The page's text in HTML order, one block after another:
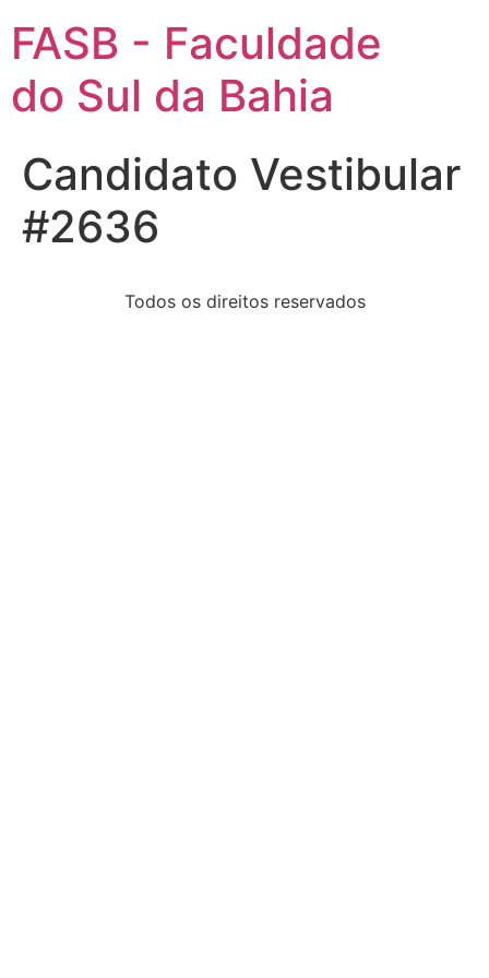
FASB - Faculdade
do Sul da Bahia
Candidato Vestibular
#2636
Todos os direitos reservados